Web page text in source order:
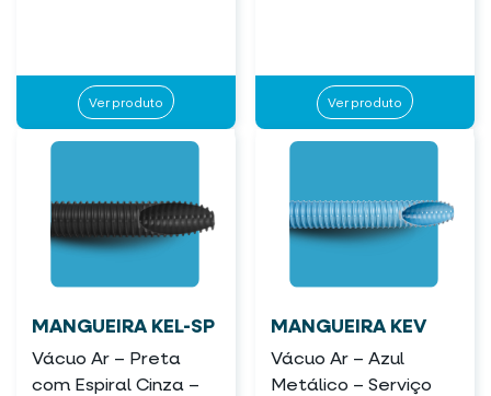
Ver produto Ver produto
MANGUEIRA KEL-SP
Vácuo Ar – Preta
com Espiral Cinza –
MANGUEIRA KEV
Vácuo Ar – Azul
Metálico – Serviço